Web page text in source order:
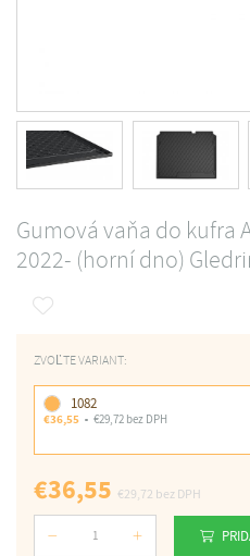
Gumová vaňa do kufra
2022- (horní dno)
ZVOĽTE VARIANT:
1082
€36,55
€29,72 bez DPH
€36,55 €29,72 bez DPH
Počet